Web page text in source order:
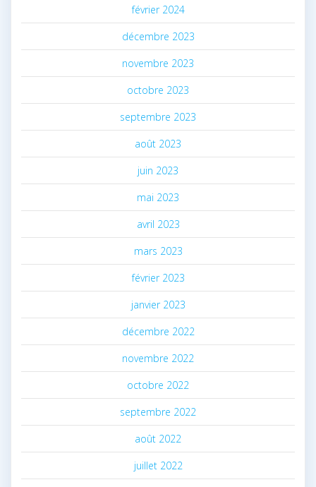
février 2024
décembre 2023
novembre 2023
octobre 2023
septembre 2023
août 2023
juin 2023
mai 2023
avril 2023
mars 2023
février 2023
janvier 2023
décembre 2022
novembre 2022
octobre 2022
septembre 2022
août 2022
juillet 2022